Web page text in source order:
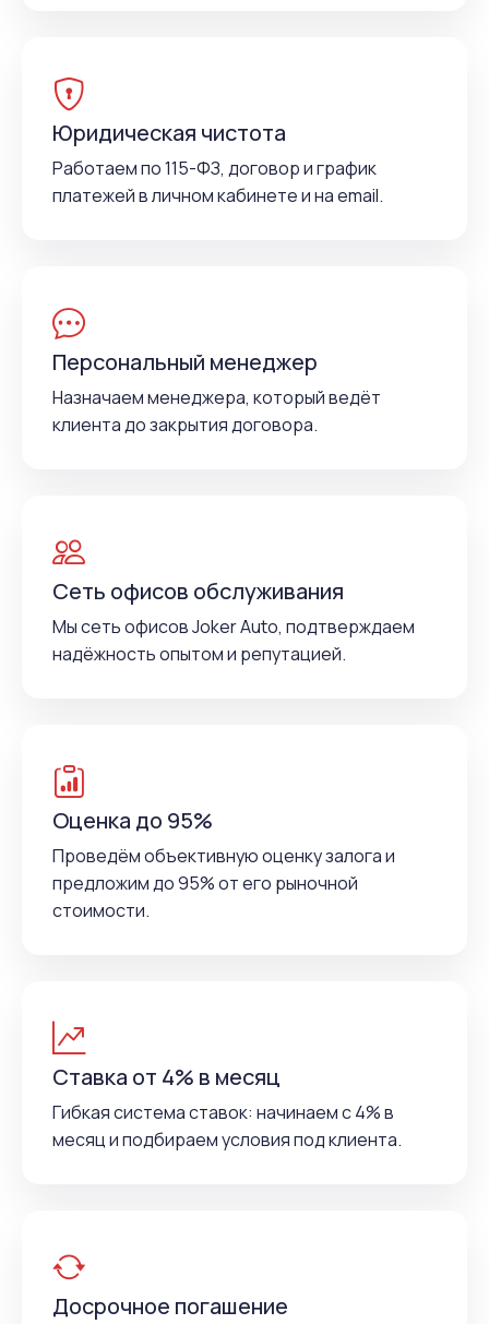
Юридическая чистота
Работаем по 115-ФЗ, договор и график
платежей в личном кабинете и на email.
Персональный менеджер
Назначаем менеджера, который ведёт
клиента до закрытия договора.
Сеть офисов обслуживания
Мы сеть офисов Joker Auto, подтверждаем
надёжность опытом и репутацией.
Оценка до 95%
Проведём объективную оценку залога и
предложим до 95% от его рыночной
стоимости.
Ставка от 4% в месяц
Гибкая система ставок: начинаем с 4% в
месяц и подбираем условия под клиента.
Досрочное погашение